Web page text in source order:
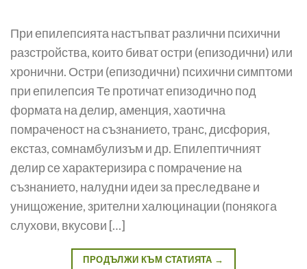
При епилепсията настъпват различни психични
разстройства, които биват остри (епизодични) или
хронични. Остри (епизодични) психични симптоми
при епилепсия Те протичат епизодично под
формата на делир, аменция, хаотична
помраченост на съзнанието, транс, дисфория,
екстаз, сомнамбулизъм и др. Епилептичният
делир се характеризира с помрачение на
съзнанието, налудни идеи за преследване и
унищожение, зрителни халюцинации (понякога
слухови, вкусови […]
ПРОДЪЛЖИ КЪМ СТАТИЯТА →